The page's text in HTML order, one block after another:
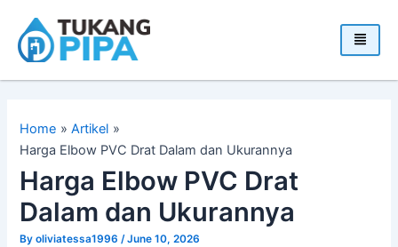
content
Home
Artikel
Harga Elbow PVC Drat Dalam dan Ukurannya
Harga Elbow PVC Drat
Dalam dan Ukurannya
Byoliviatessa1996/June 10, 2026